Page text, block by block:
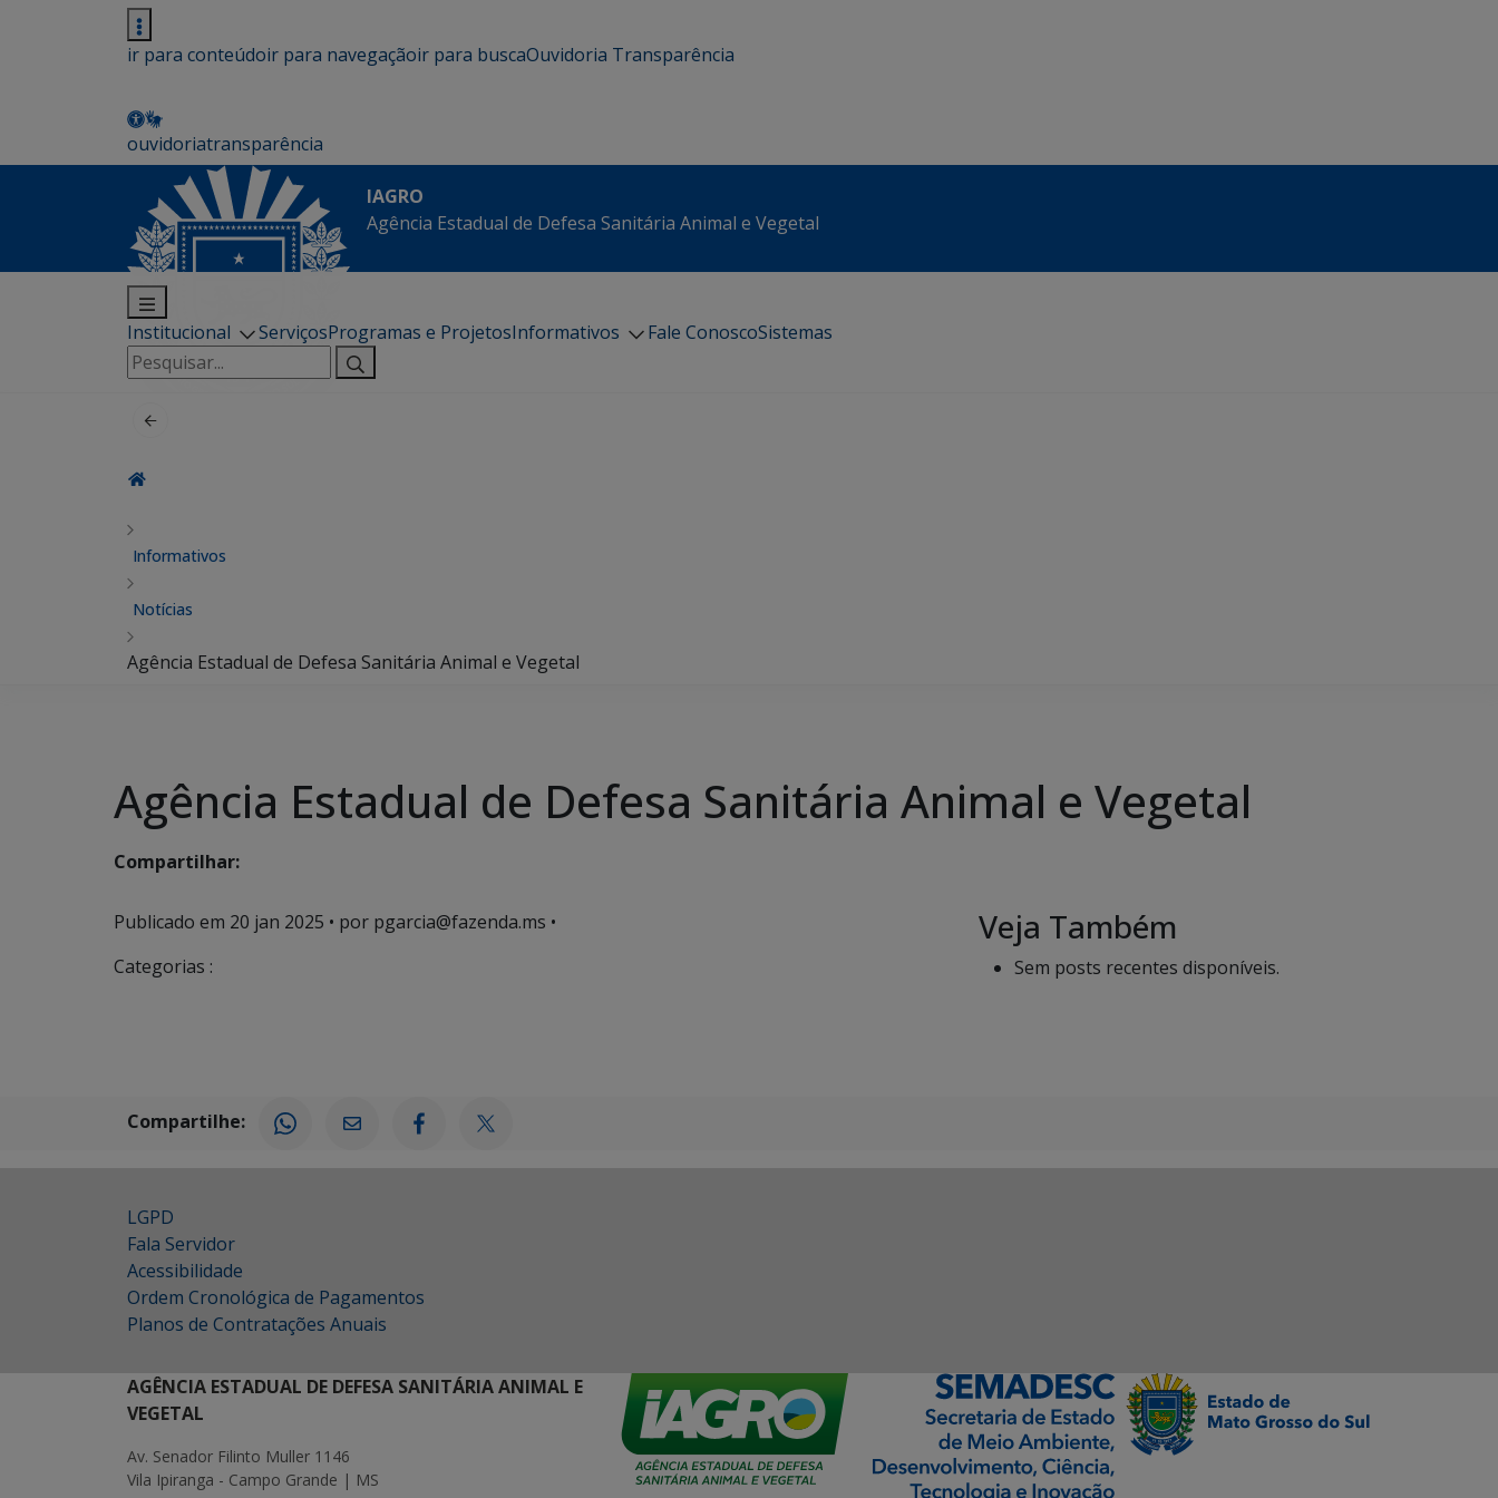
ir para conteúdoir para navegaçãoir para buscaOuvidoria Transparência
ouvidoriatransparência
IAGRO
Agência Estadual de Defesa Sanitária Animal e Vegetal
Institucional ServiçosProgramas e ProjetosInformativos Fale ConoscoSistemas
Pesquisar
por:
Informativos
Notícias
Agência Estadual de Defesa Sanitária Animal e Vegetal
Agência Estadual de Defesa Sanitária Animal e Vegetal
Compartilhar:
Publicado em 20 jan 2025 • por pgarcia@fazenda.ms •
Categorias :
Veja Também
Sem posts recentes disponíveis.
Compartilhe:
LGPD
Fala Servidor
Acessibilidade
Ordem Cronológica de Pagamentos
Planos de Contratações Anuais
AGÊNCIA ESTADUAL DE DEFESA SANITÁRIA ANIMAL E
VEGETAL
Av. Senador Filinto Muller 1146
Vila Ipiranga - Campo Grande | MS